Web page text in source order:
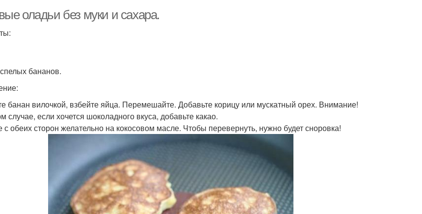
оладьи без муки и сахара.
бананов.
банан вилочкой, взбейте яйца. Перемешайте. Добавьте корицу или мускатный орех. Внимание!
случае, если хочется шоколадного вкуса, добавьте какао.
с обеих сторон желательно на кокосовом масле. Чтобы перевернуть, нужно будет сноровка!